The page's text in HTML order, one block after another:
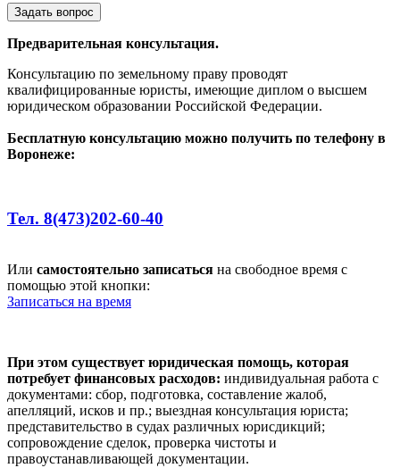
Задать вопрос
Предварительная консультация.
Консультацию по земельному праву проводят
квалифицированные юристы, имеющие диплом о высшем
юридическом образовании Российской Федерации.
Бесплатную консультацию можно получить по телефону в
Воронеже:
Тел. 8(473)202-60-40
Или самостоятельно записаться на свободное время с
помощью этой кнопки:
Записаться на время
При этом существует юридическая помощь, которая
потребует финансовых расходов: индивидуальная работа с
документами: сбор, подготовка, составление жалоб,
апелляций, исков и пр.; выездная консультация юриста;
представительство в судах различных юрисдикций;
сопровождение сделок, проверка чистоты и
правоустанавливающей документации.